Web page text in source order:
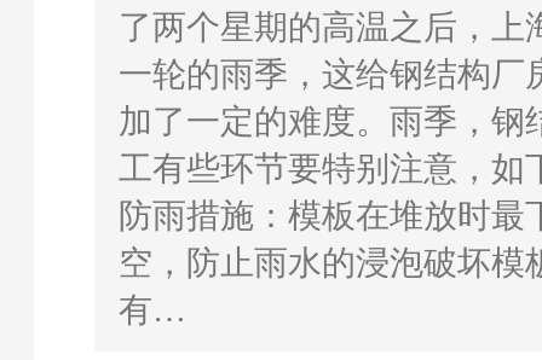
了两个星期的高温之后，上
一轮的雨季，这给钢结构厂
加了一定的难度。雨季，钢
工有些环节要特别注意，如
防雨措施：模板在堆放时最
空，防止雨水的浸泡破坏模
有…